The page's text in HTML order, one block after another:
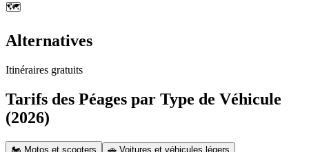
🗺️
Alternatives
Itinéraires gratuits
Tarifs des Péages par Type de Véhicule
(2026)
🏍️ Motos et scooters
🚗 Voitures et véhicules légers